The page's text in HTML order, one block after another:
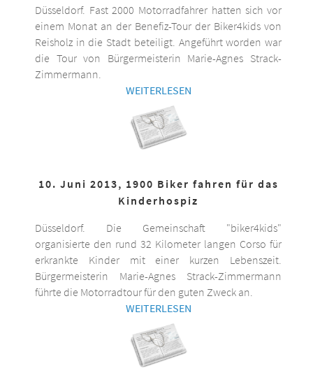
Düsseldorf. Fast 2000 Motorradfahrer hatten sich vor
einem Monat an der Benefiz-Tour der Biker4kids von
Reisholz in die Stadt beteiligt. Angeführt worden war
die Tour von Bürgermeisterin Marie-Agnes Strack-
Zimmermann.
WEITERLESEN
10. Juni 2013, 1900 Biker fahren für das
Kinderhospiz
Düsseldorf. Die Gemeinschaft "biker4kids"
organisierte den rund 32 Kilometer langen Corso für
erkrankte Kinder mit einer kurzen Lebenszeit.
Bürgermeisterin Marie-Agnes Strack-Zimmermann
führte die Motorradtour für den guten Zweck an.
WEITERLESEN